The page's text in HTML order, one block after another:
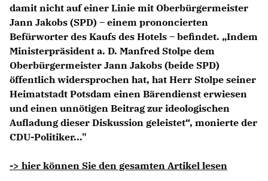
damit nicht auf einer Linie mit Oberbürgermeister
Jann Jakobs (SPD) – einem prononcierten
Befürworter des Kaufs des Hotels – befindet. „Indem
Ministerpräsident a. D. Manfred Stolpe dem
Oberbürgermeister Jann Jakobs (beide SPD)
öffentlich widersprochen hat, hat Herr Stolpe seiner
Heimatstadt Potsdam einen Bärendienst erwiesen
und einen unnötigen Beitrag zur ideologischen
Aufladung dieser Diskussion geleistet“, monierte der
CDU-Politiker..."
-> hier können Sie den gesamten Artikel lesen